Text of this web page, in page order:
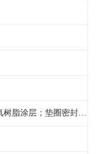
压铸铝合金壳体；环氧树脂涂层；垫圈密封；卡紧螺丝